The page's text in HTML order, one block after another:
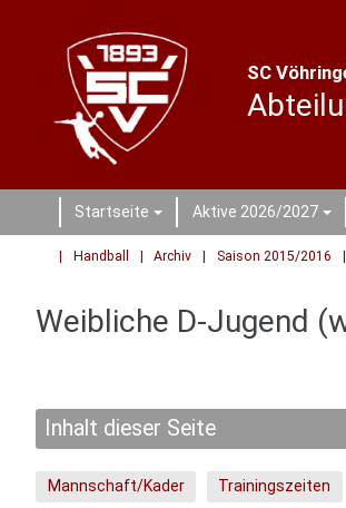
SC
+
Startseite
+
Aktive 2026/2027
Handball Archiv Saison 2015/2016
Weibliche D-Jugend
Inhalt dieser Seite
Mannschaft/Kader Trainingszeiten